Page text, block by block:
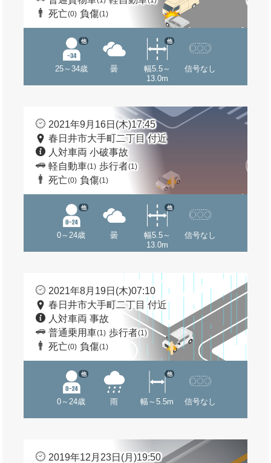
死亡(0) 負傷(1)
25～34歳
他
曇
幅5.5～
13.0m
他
信号なし
2021年9月16日(木)17:45
春日井市大手町二丁目 付近
人対車両 小破事故
軽自動車(1) 歩行者(1)
死亡(0) 負傷(1)
0～24歳
他
曇
幅5.5～
13.0m
他
信号なし
2021年8月19日(木)07:10
春日井市大手町二丁目 付近
人対車両 事故
普通乗用車(1) 歩行者(1)
死亡(0) 負傷(1)
0～24歳
他
雨 幅～5.5m
他
信号なし
2019年12月23日(月)19:50